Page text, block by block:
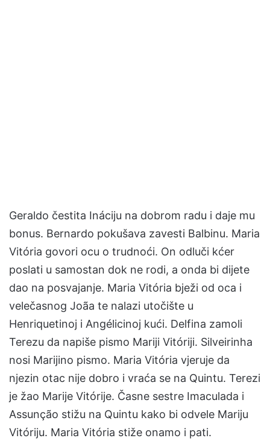
Geraldo čestita Ináciju na dobrom radu i daje mu
bonus. Bernardo pokušava zavesti Balbinu. Maria
Vitória govori ocu o trudnoći. On odluči kćer
poslati u samostan dok ne rodi, a onda bi dijete
dao na posvajanje. Maria Vitória bježi od oca i
velečasnog Joãa te nalazi utočište u
Henriquetinoj i Angélicinoj kući. Delfina zamoli
Terezu da napiše pismo Mariji Vitóriji. Silveirinha
nosi Marijino pismo. Maria Vitória vjeruje da
njezin otac nije dobro i vraća se na Quintu. Terezi
je žao Marije Vitórije. Časne sestre Imaculada i
Assunção stižu na Quintu kako bi odvele Mariju
Vitóriju. Maria Vitória stiže onamo i pati.